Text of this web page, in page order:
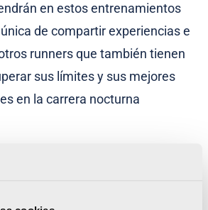
en estos entrenamientos
de compartir experiencias e
runners que también tienen
sus límites y sus mejores
en la carrera nocturna
quedadas que organizará el
grupos de entrenamiento y que